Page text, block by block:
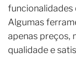
funcionalidades
Algumas
apenas preços,
qualidade e